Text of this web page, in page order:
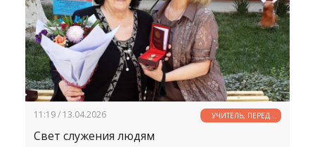
11:19 / 13.04.2026
УЧИТЕЛЬ, ПЕРЕД
ИМЕНЕМ ТВОИМ...
Свет служения людям